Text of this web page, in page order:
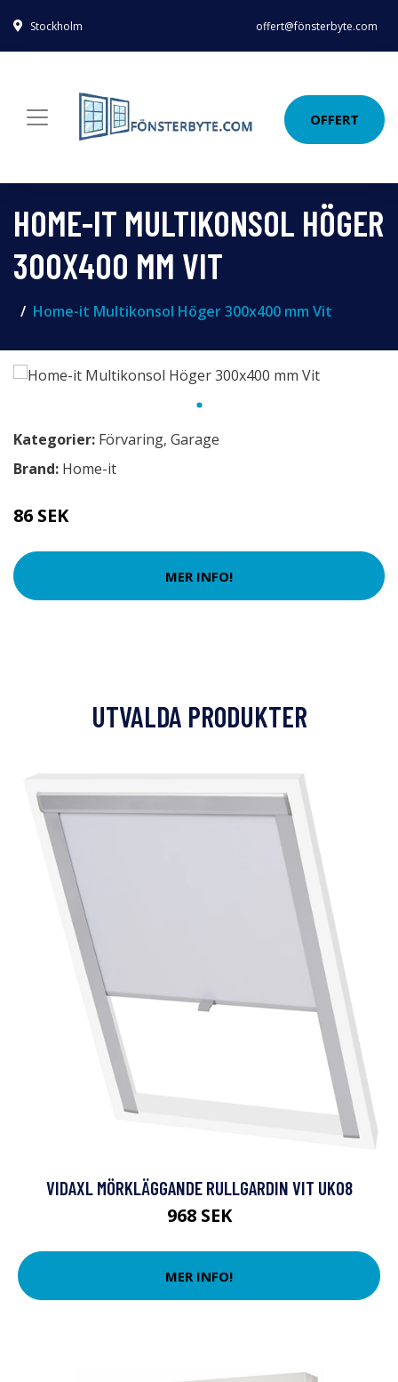
Stockholm offert@fönsterbyte.com
OFFERT
HOME-IT MULTIKONSOL HÖGER
300X400 MM VIT
Home-it Multikonsol Höger 300x400 mm Vit
Kategorier: Förvaring, Garage
Brand: Home-it
86 SEK
MER INFO!
UTVALDA PRODUKTER
VIDAXL MÖRKLÄGGANDE RULLGARDIN VIT UK08
968 SEK
MER INFO!